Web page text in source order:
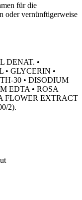
für die
oder vernünftigerweise
DENAT. •
• GLYCERIN •
30 • DISODIUM
EDTA • ROSA
FLOWER EXTRACT
2).